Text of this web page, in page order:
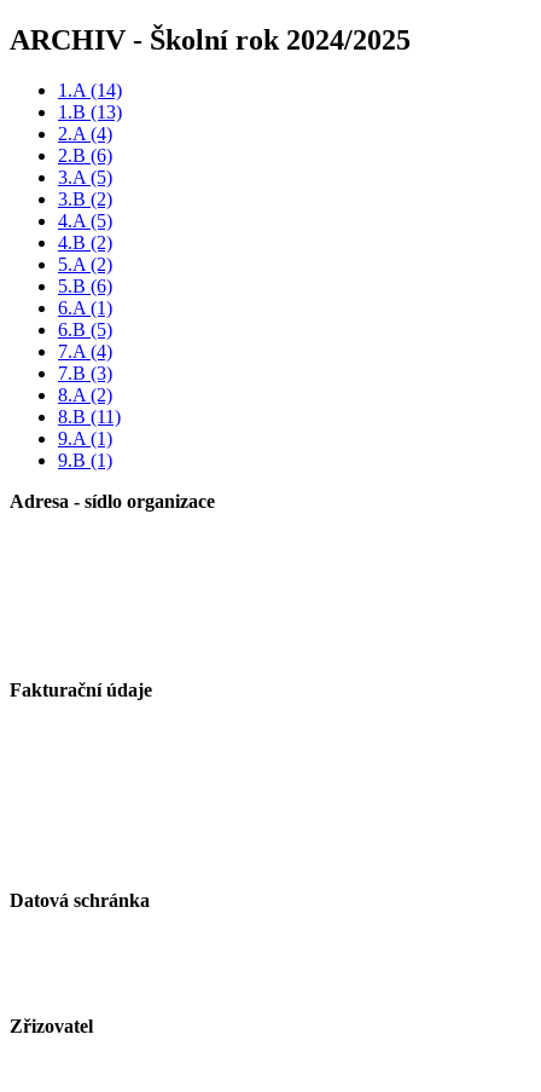
ARCHIV - Školní rok 2024/2025
1.A(14)
1.B (13)
2.A(4)
2.B (6)
3.A(5)
3.B (2)
4.A(5)
4.B (2)
5.A(2)
5.B (6)
6.A(1)
6.B (5)
7.A(4)
7.B (3)
8.A(2)
8.B (11)
9.A(1)
9.B (1)
Adresa - sídlo organizace
Fakturační údaje
Datová schránka
Zřizovatel